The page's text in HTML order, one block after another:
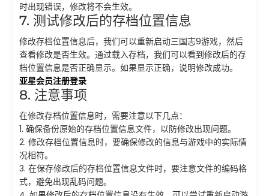
时出现错误，修改将不会生效。
7. 测试修改后的存档位置信息
修改存档位置信息后，我们可以重新启动三国志9游戏，然后
查看修改是否生效。通过载入存档，我们可以看到修改后的存
档位置信息是否正确显示。如果显示正确，说明修改成功。
亚星会员注册登录
8. 注意事项
在修改存档位置信息时，需要注意以下几点：
1. 确保备份原始的存档位置信息文件，以防修改出现问题。
2. 修改存档位置信息时，要确保修改的信息与游戏中的实际情
况相符。
3. 在保存修改后的存档位置信息文件时，要注意文件的编码格
式，避免出现乱码问题。